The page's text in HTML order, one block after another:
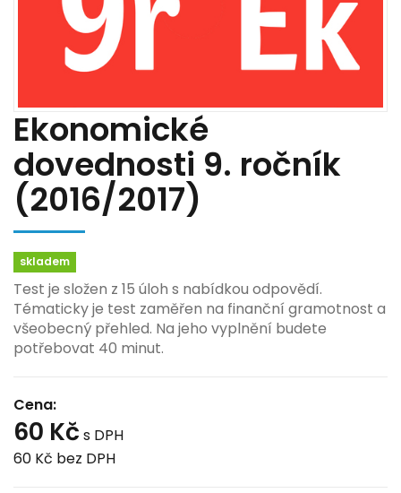
Ekonomické
dovednosti 9. ročník
(2016/2017)
skladem
Test je složen z 15 úloh s nabídkou odpovědí.
Tématicky je test zaměřen na finanční gramotnost a
všeobecný přehled. Na jeho vyplnění budete
potřebovat 40 minut.
Cena:
60 Kč s DPH
60 Kč bez DPH